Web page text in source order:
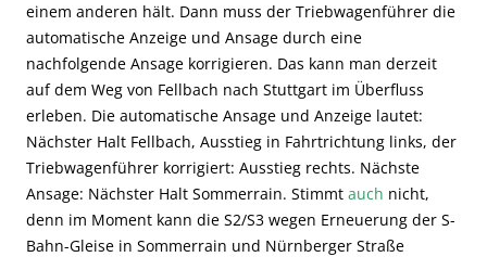
einem anderen hält. Dann muss der Triebwagenführer die
automatische Anzeige und Ansage durch eine
nachfolgende Ansage korrigieren. Das kann man derzeit
auf dem Weg von Fellbach nach Stuttgart im Überfluss
erleben. Die automatische Ansage und Anzeige lautet:
Nächster Halt Fellbach, Ausstieg in Fahrtrichtung links, der
Triebwagenführer korrigiert: Ausstieg rechts. Nächste
Ansage: Nächster Halt Sommerrain. Stimmt auch nicht,
denn im Moment kann die S2/S3 wegen Erneuerung der S-
Bahn-Gleise in Sommerrain und Nürnberger Straße